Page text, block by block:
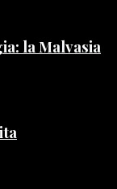
la Malvasia